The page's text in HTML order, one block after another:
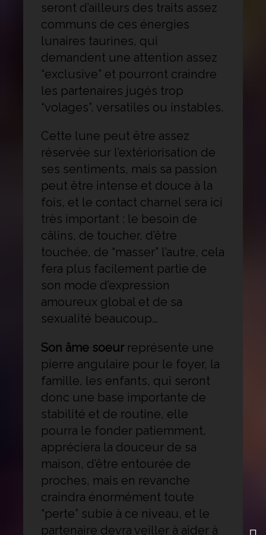
seront d’ailleurs des traits assez
communs de ces énergies
lunaires taurines, qui
demandent une attention assez
“exclusive” et pourront craindre
les partenaires jugés trop
“volages”, versatiles ou instables.
Cette lune peut être assez
réservée sur l’extériorisation de
ses sentiments, mais sa passion
peut être intense et douce à la
fois, et le contact charnel sera ici
très important : le besoin de
câlins, de toucher, d’être
touchée, de “masser” l’autre, cela
fera plus facilement partie de
son mode d’expression
amoureux global et de sa
sexualité beaucoup…
Son âme soeurreprésente une
pierre angulaire pour le foyer, la
famille, les enfants, qui seront
donc une base importante de
stabilité et de routine, elle
pourra le fonder patiemment,
appréciera la douceur de sa
maison, d’être entourée de
proches, mais en revanche
craindra énormément toute
“perte” subie à ce niveau, et le
partenaire devra veiller à aider à